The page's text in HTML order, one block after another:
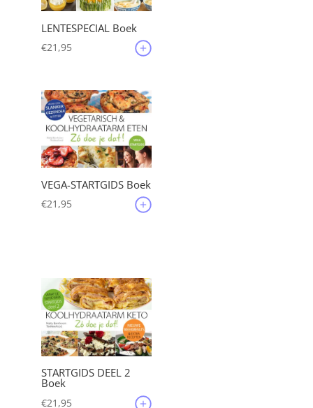
LENTESPECIAL Boek
€21,95
VEGA-STARTGIDS Boek
€21,95
STARTGIDS DEEL 2
Boek
€21,95